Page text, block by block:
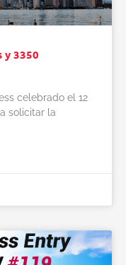
y 3350
celebrado el 12
solicitar la